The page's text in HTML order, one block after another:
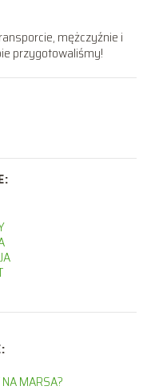
mężczyźnie i
przygotowaliśmy!
NA MARSA?